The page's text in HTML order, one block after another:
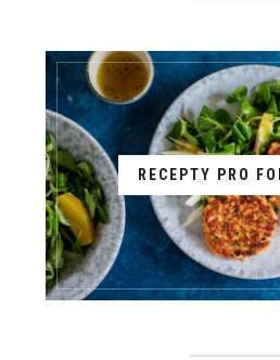
RECEPTY PRO